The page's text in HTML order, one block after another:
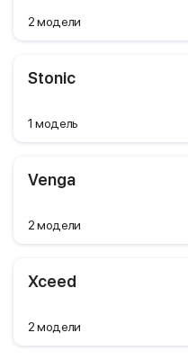
2 модели
Stonic
1 модель
Venga
2 модели
Xceed
2 модели